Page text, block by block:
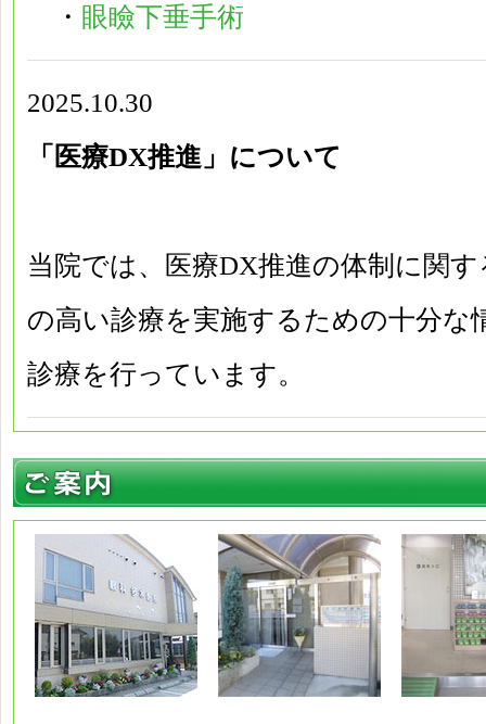
・ 眼瞼下垂手術
2025.10.30
「医療DX推進」について
当院では、医療DX推進の体制に関
の高い診療を実施するための十分な
診療を行っています。